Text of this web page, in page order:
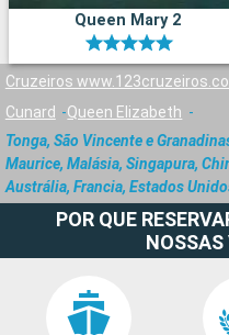
Queen Mary 2
Cruzeiros
Cunard
Queen Elizabeth
Tonga, São Vincente e
Maurice, Malásia, Singapura,
Austrália, Francia, Estados
POR QUE